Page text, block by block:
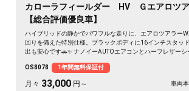
カローラフィールダー HV Ｇエアロツア
【総合評価優良車】
ハイブリッドの静かでパワフルな走りに、エアロツアラー
回りを備えた特別仕様。ブラックボディに16インチスタッ
出も安心です🚗✨ ナノイーAUTOエアコンとハーフレザー
週末のドライブも通勤も、燃費を気にせず走り出せる一台💫
OS8078 1年間無料保証付
月々 33,000 円～ 車両